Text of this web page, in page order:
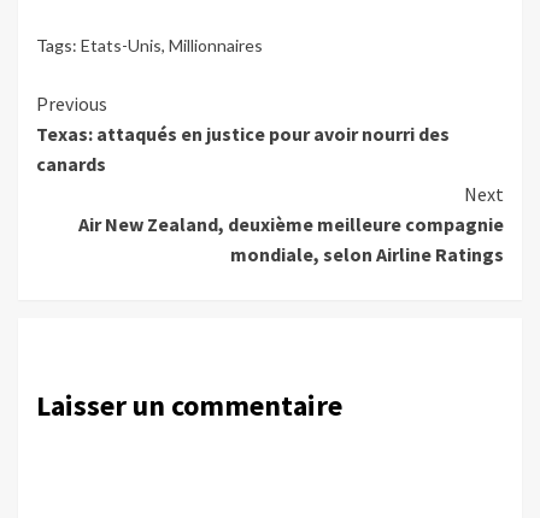
Tags: Etats-Unis, Millionnaires
Continue
Reading
Previous
Texas: attaqués en justice pour avoir nourri des
canards
Next
Air New Zealand, deuxième meilleure compagnie
mondiale, selon Airline Ratings
Laisser un commentaire